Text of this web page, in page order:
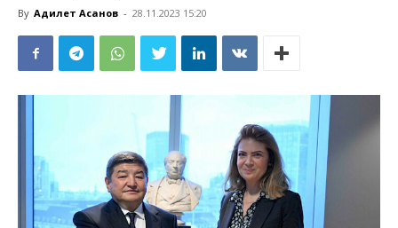
By Адилет Асанов - 28.11.2023 15:20